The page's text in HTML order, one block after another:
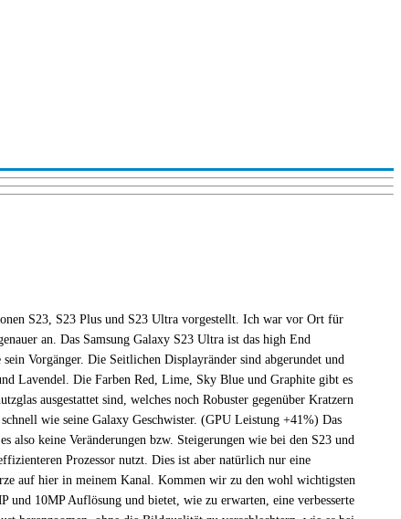
S23, S23 Plus und S23 Ultra vorgestellt. Ich war vor Ort für
an. Das Samsung Galaxy S23 Ultra ist das high End
Vorgänger. Die Seitlichen Displayränder sind abgerundet und
Lavendel. Die Farben Red, Lime, Sky Blue und Graphite gibt es
ausgestattet sind, welches noch Robuster gegenüber Kratzern
wie seine Galaxy Geschwister. (GPU Leistung +41%) Das
keine Veränderungen bzw. Steigerungen wie bei den S23 und
Prozessor nutzt. Dies ist aber natürlich nur eine
auf hier in meinem Kanal. Kommen wir zu den wohl wichtigsten
und 10MP Auflösung und bietet, wie zu erwarten, eine verbesserte